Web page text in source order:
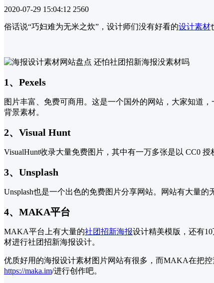
2020-07-29 15:04:12 2560
俗话说“巧妇难为无米之炊”，设计师们没有好看的设计素材
1、Pexels
图片丰富、免费可商用。这是一个国外的网站，大家知道
背景素材。
2、Visual Hunt
VisualHunt收录大量免费图片，其中有一万多张是以 CC0
3、Unsplash
Unsplash也是一个出色的免费图片分享网站。网站有大量
4、MAKA平台
MAKA平台上有大量的社团招新海报设计精美模版，还有
材进行社团招新海报设计。
优质好用的海报设计素材图片网站有很多，而MAKA在把
https://maka.im/进行创作吧。